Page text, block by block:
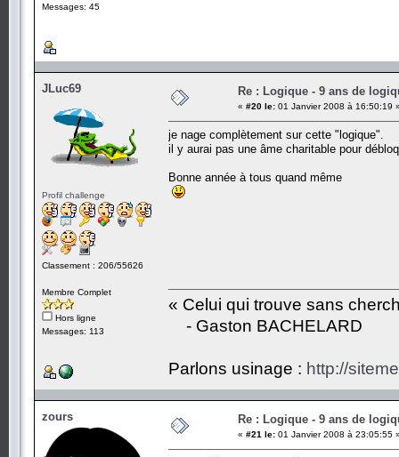
Messages: 45
JLuc69
Profil challenge
Classement : 206/55626
Membre Complet
Hors ligne
Messages: 113
Re : Logique - 9 ans de
« #20 le: 01 Janvier 2008 à 16:50:19
je nage complètement sur cette "logique".
il y aurai pas une âme charitable pour
Bonne année à tous quand même
« Celui qui trouve sans
- Gaston BACHELARD
Parlons usinage : http://
zours Re : Logique - 9 ans de
« #21 le: 01 Janvier 2008 à 23:05:55